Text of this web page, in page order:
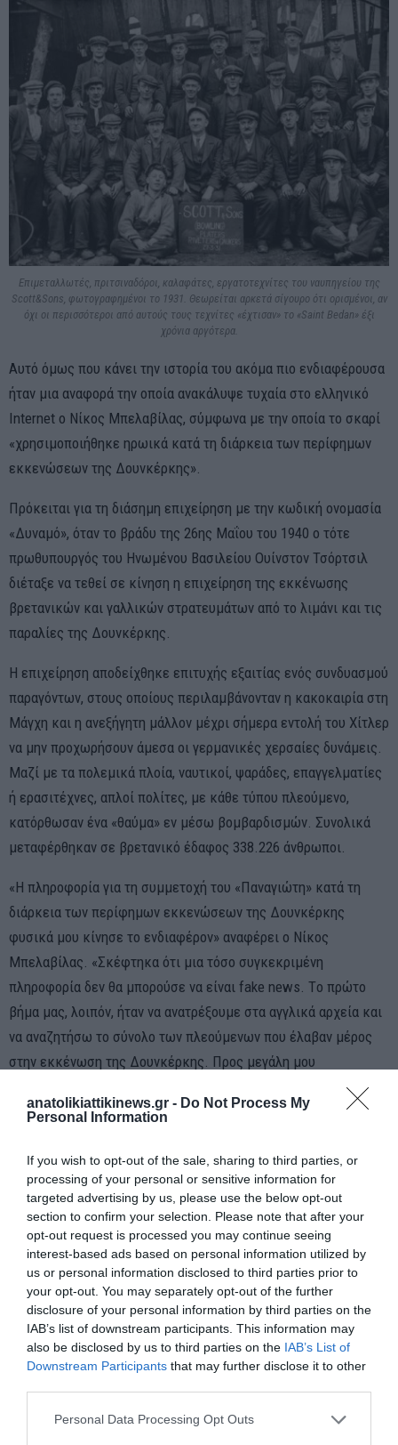
anatolikiattikinews.gr - Do Not Process My
Personal Information
If you wish to opt-out of the sale, sharing to third parties, or
processing of your personal or sensitive information for
targeted advertising by us, please use the below opt-out
section to confirm your selection. Please note that after your
opt-out request is processed you may continue seeing
interest-based ads based on personal information utilized by
us or personal information disclosed to third parties prior to
your opt-out. You may separately opt-out of the further
disclosure of your personal information by third parties on the
IAB’s list of downstream participants. This information may
also be disclosed by us to third parties on the IAB’s List of
Downstream Participants that may further disclose it to other
Personal Data Processing Opt Outs
Επιμεταλλωτές, πριτσιναδόροι, καλαφάτες, εργατοτεχνίτες του ναυπηγείου της
Scott&Sons, φωτογραφημένοι το 1931. Θεωρείται αρκετά σίγουρο ότι ορισμένοι, αν
όχι οι περισσότεροι από αυτούς τους τεχνίτες «έχτισαν» το «Saint Bedan» έξι
χρόνια αργότερα.
Αυτό όμως που κάνει την ιστορία του ακόμα πιο ενδιαφέρουσα
ήταν μια αναφορά την οποία ανακάλυψε τυχαία στο ελληνικό
Internet ο Νίκος Μπελαβίλας, σύμφωνα με την οποία το σκαρί
«χρησιμοποιήθηκε ηρωικά κατά τη διάρκεια των περίφημων
εκκενώσεων της Δουνκέρκης».
Πρόκειται για τη διάσημη επιχείρηση με την κωδική ονομασία
«Δυναμό», όταν το βράδυ της 26ης Μαΐου του 1940 ο τότε
πρωθυπουργός του Ηνωμένου Βασιλείου Ουίνστον Τσόρτσιλ
διέταξε να τεθεί σε κίνηση η επιχείρηση της εκκένωσης
βρετανικών και γαλλικών στρατευμάτων από το λιμάνι και τις
παραλίες της Δουνκέρκης.
Η επιχείρηση αποδείχθηκε επιτυχής εξαιτίας ενός συνδυασμού
παραγόντων, στους οποίους περιλαμβάνονταν η κακοκαιρία στη
Μάγχη και η ανεξήγητη μάλλον μέχρι σήμερα εντολή του Χίτλερ
να μην προχωρήσουν άμεσα οι γερμανικές χερσαίες δυνάμεις.
Μαζί με τα πολεμικά πλοία, ναυτικοί, ψαράδες, επαγγελματίες
ή ερασιτέχνες, απλοί πολίτες, με κάθε τύπου πλεούμενο,
κατόρθωσαν ένα «θαύμα» εν μέσω βομβαρδισμών. Συνολικά
μεταφέρθηκαν σε βρετανικό έδαφος 338.226 άνθρωποι.
«Η πληροφορία για τη συμμετοχή του «Παναγιώτη» κατά τη
διάρκεια των περίφημων εκκενώσεων της Δουνκέρκης
φυσικά μου κίνησε το ενδιαφέρον» αναφέρει ο Νίκος
Μπελαβίλας. «Σκέφτηκα ότι μια τόσο συγκεκριμένη
πληροφορία δεν θα μπορούσε να είναι fake news. Tο πρώτο
βήμα μας, λοιπόν, ήταν να ανατρέξουμε στα αγγλικά αρχεία και
να αναζητήσω το σύνολο των πλεούμενων που έλαβαν μέρος
στην εκκένωση της Δουνκέρκης. Προς μεγάλη μου
απογοήτευση, το όνομα του «Saint Bedan» δυστυχώς δεν ήταν
καταγεγραμμένο. Κάτι μέσα μου όμως μου έλεγε να συνεχίσω
Το «Saint Bedan» σε κάποιο από τα δυτικά λιμάνια των βρετανικών ακτών περί το